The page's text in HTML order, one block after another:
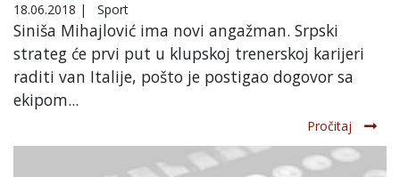
18.06.2018 | Sport
Siniša Mihajlović ima novi angažman. Srpski
strateg će prvi put u klupskoj trenerskoj karijeri
raditi van Italije, pošto je postigao dogovor sa
ekipom...
Pročitaj